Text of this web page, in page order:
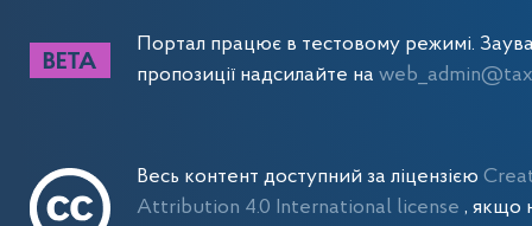
Портал працює в тестовому режимі.
пропозиції надсилайте на
Весь контент доступний за ліцензією
Attribution 4.0 International license , якщо